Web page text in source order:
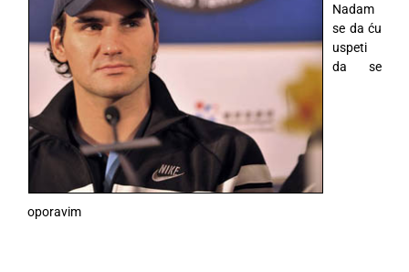
Nadam
se da ću
uspeti
da se
oporavim